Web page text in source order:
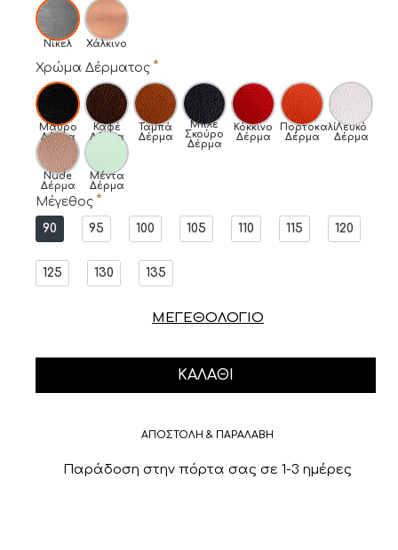
Νίκελ Χάλκινο
Χρώμα Δέρματος
Μαύρο
Δέρμα
Καφέ
Δέρμα
Ταμπά
Δέρμα
Μπλε
Σκούρο
Δέρμα
Κόκκινο
Δέρμα
Πορτοκαλί
Δέρμα
Λευκό
Δέρμα
Nude
Δέρμα
Μέντα
Δέρμα
Μέγεθος
90
95 100 105 110 115 120
125 130 135
ΚΑΛΆΘΙ
ΜΕΓΕΘΟΛΟΓΙΟ
ΑΠΟΣΤΟΛΗ & ΠΑΡΑΛΑΒΗ
Παράδοση στην πόρτα σας σε 1-3 ημέρες